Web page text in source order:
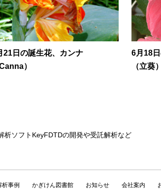
21日の誕生花、カンナ
）
6月18
（立葵）
析ソフトKeyFDTDの開発や受託解析など
析事例 かぎけん図書館 お知らせ 会社案内